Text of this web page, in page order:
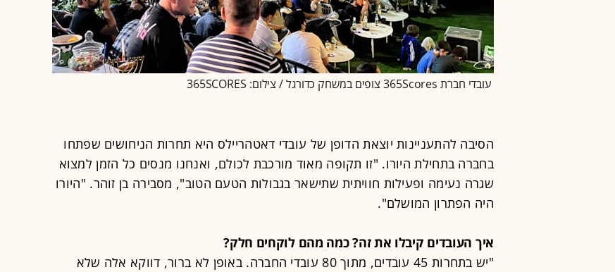
עובדי חברת 365Scores צופים במשחק כדורגל / צילום: 365SCORES
הסיבה להתעניינות יוצאת הדופן של עובדי דאטהריילס היא תחרות הניחושים שפתחו
בחברה בתחילת היורו. "זו תקופה מאוד מורכבת לכולם, ואנחנו מנסים כל הזמן למצוא
שגרה נעימה ופעילות חוויתית שתישאר בגבולות הטעם הטוב", מסבירה בן זוהר. "היורו
היה הפתרון המושלם".
איך העובדים קיבלו את זה? כמה מהם לוקחים חלק?
"יש בתחרות 45 עובדים, מתוך 80 עובדי החברה. באופן לא ברור, דווקא אלה שלא